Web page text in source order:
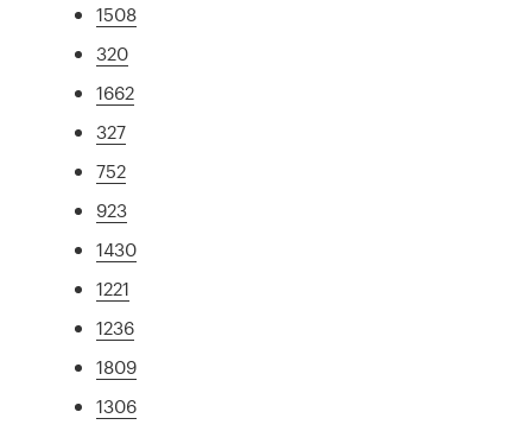
1508
320
1662
327
752
923
1430
1221
1236
1809
1306